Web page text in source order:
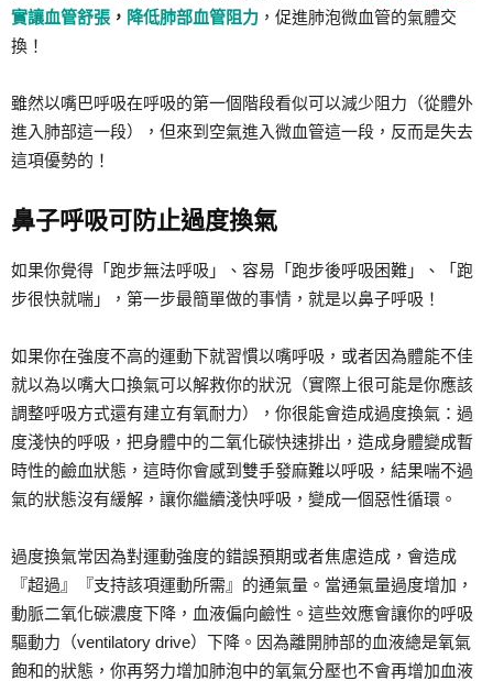
實讓血管舒張 ， 降低肺部血管阻力 ，促進肺泡微血管的氣體交
換！
雖然以嘴巴呼吸在呼吸的第一個階段看似可以減少阻力（從體外
進入肺部這一段），但來到空氣進入微血管這一段，反而是失去
這項優勢的！
鼻子呼吸可防止過度換氣
如果你覺得「跑步無法呼吸」、容易「跑步後呼吸困難」、「跑
步很快就喘」，第一步最簡單做的事情，就是以鼻子呼吸！
如果你在強度不高的運動下就習慣以嘴呼吸，或者因為體能不佳
就以為以嘴大口換氣可以解救你的狀況（實際上很可能是你應該
調整呼吸方式還有建立有氧耐力），你很能會造成過度換氣：過
度淺快的呼吸，把身體中的二氧化碳快速排出，造成身體變成暫
時性的鹼血狀態，這時你會感到雙手發麻難以呼吸，結果喘不過
氣的狀態沒有緩解，讓你繼續淺快呼吸，變成一個惡性循環。
過度換氣常因為對運動強度的錯誤預期或者焦慮造成，會造成
『超過』『支持該項運動所需』的通氣量。當通氣量過度增加，
動脈二氧化碳濃度下降，血液偏向鹼性。這些效應會讓你的呼吸
驅動力（ventilatory drive）下降。因為離開肺部的血液總是氧氣
飽和的狀態，你再努力增加肺泡中的氧氣分壓也不會再增加血液